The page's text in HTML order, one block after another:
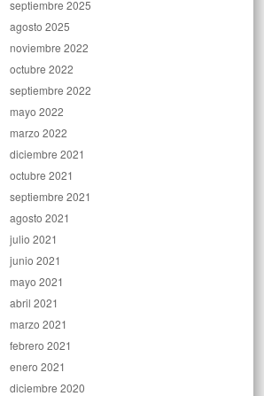
septiembre 2025
agosto 2025
noviembre 2022
octubre 2022
septiembre 2022
mayo 2022
marzo 2022
diciembre 2021
octubre 2021
septiembre 2021
agosto 2021
julio 2021
junio 2021
mayo 2021
abril 2021
marzo 2021
febrero 2021
enero 2021
diciembre 2020